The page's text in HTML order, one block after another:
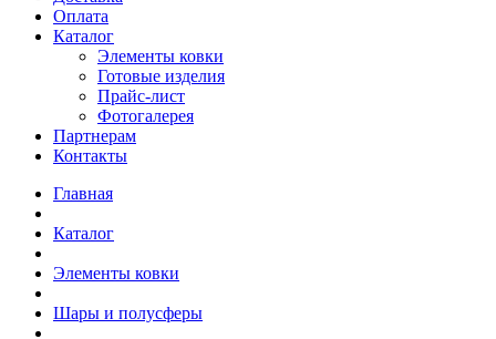
Оплата
Каталог
Элементы ковки
Готовые изделия
Прайс-лист
Фотогалерея
Партнерам
Контакты
Главная
Каталог
Элементы ковки
Шары и полусферы